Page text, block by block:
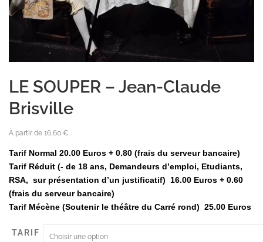
LE SOUPER – Jean-Claude
Brisville
À partir de 16,60 €
Tarif Normal 20.00 Euros + 0.80 (frais du serveur bancaire)
Tarif Réduit (- de 18 ans, Demandeurs d’emploi, Etudiants,
RSA, sur présentation d’un justificatif) 16.00 Euros + 0.60
(frais du serveur bancaire)
Tarif Mécène (Soutenir le théâtre du Carré rond) 25.00 Euros
TARIF